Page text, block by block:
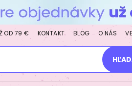
OD 79 € KONTAKT BLOG O NÁS